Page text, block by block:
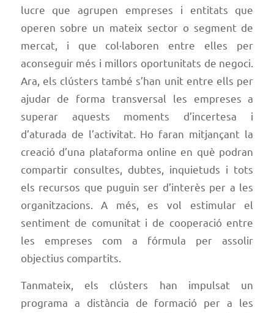
lucre que agrupen empreses i entitats que
operen sobre un mateix sector o segment de
mercat, i que col·laboren entre elles per
aconseguir més i millors oportunitats de negoci.
Ara, els clústers també s’han unit entre ells per
ajudar de forma transversal les empreses a
superar aquests moments d’incertesa i
d’aturada de l’activitat. Ho faran mitjançant la
creació d’una plataforma online en què podran
compartir consultes, dubtes, inquietuds i tots
els recursos que puguin ser d’interès per a les
organitzacions. A més, es vol estimular el
sentiment de comunitat i de cooperació entre
les empreses com a fórmula per assolir
objectius compartits.
Tanmateix, els clústers han impulsat un
programa a distància de formació per a les